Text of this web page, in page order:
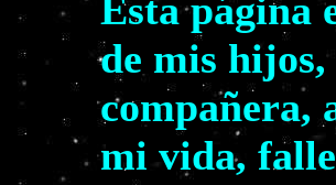
Esta página
de mis
compañera,
mi vida,